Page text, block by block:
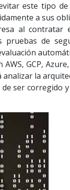
este tipo
a sus
al contratar
pruebas de
GCP,
la
ser corregido